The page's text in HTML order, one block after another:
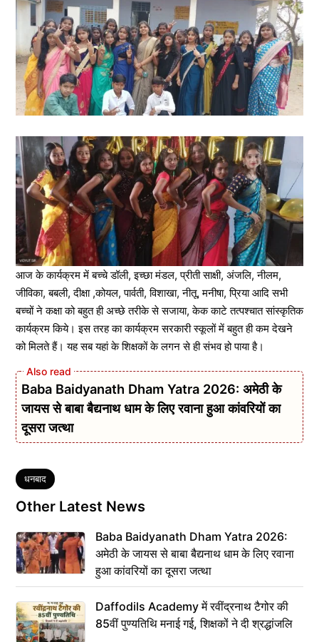
आज के कार्यक्रम में बच्चे डॉली, इच्छा मंडल, प्रीती साक्षी, अंजलि, नीलम,
जीविका, बबली, दीक्षा ,कोयल, पार्वती, विशाखा, नीतू, मनीषा, प्रिया आदि सभी
बच्चों ने कक्षा को बहुत ही अच्छे तरीके से सजाया, केक काटे तत्पश्चात सांस्कृतिक
कार्यक्रम किये। इस तरह का कार्यक्रम सरकारी स्कूलों में बहुत ही कम देखने
को मिलते हैं। यह सब यहां के शिक्षकों के लगन से ही संभव हो पाया है।
Baba Baidyanath Dham Yatra 2026: अमेठी के
जायस से बाबा बैद्यनाथ धाम के लिए रवाना हुआ कांवरियों का
दूसरा जत्था
Tags
धनबाद
Other Latest News
Baba Baidyanath Dham Yatra 2026:
अमेठी के जायस से बाबा बैद्यनाथ धाम के लिए रवाना
हुआ कांवरियों का दूसरा जत्था
Daffodils Academy में रवींद्रनाथ टैगोर की
85वीं पुण्यतिथि मनाई गई, शिक्षकों ने दी श्रद्धांजलि